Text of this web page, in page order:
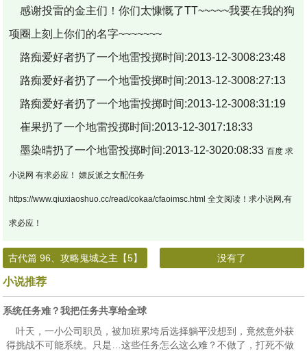
感谢投雷的金主们！你们太慷慨了TT~~~~~我要在我的狗
项圈上刻上你们的名字~~~~~~~
路痴爱好者扔了一个地雷投掷时间:2013-12-3008:23:48
路痴爱好者扔了一个地雷投掷时间:2013-12-3008:27:13
路痴爱好者扔了一个地雷投掷时间:2013-12-3008:31:19
崔果扔了一个地雷投掷时间:2013-12-3017:18:33
墨染晴扔了一个地雷投掷时间:2013-12-3020:08:33百度 求
小说网 有求必应！ 嫖反派之女配任务
https://www.qiuxiaoshuo.cc/read/cokaa/cfaoimsc.html 全文阅读！求小说网,有
求必应！
古代篇 96、攻略鬼城之主【5】 没有了
小说推荐
系统任务难？我把任务共享给全球
叶天，一小公司职员，被加班累垮后选择躺平没想到，竟然意外获
得挑战不可能系统。只是…这些任务怎么这么难？不做了，打死不做